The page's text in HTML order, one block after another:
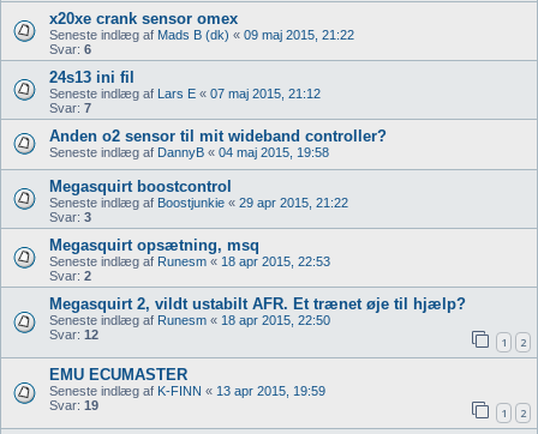
x20xe crank sensor omex
Seneste indlæg af Mads B (dk) « 09 maj 2015, 21:22
Svar: 6
24s13 ini fil
Seneste indlæg af Lars E « 07 maj 2015, 21:12
Svar: 7
Anden o2 sensor til mit wideband controller?
Seneste indlæg af DannyB « 04 maj 2015, 19:58
Megasquirt boostcontrol
Seneste indlæg af Boostjunkie « 29 apr 2015, 21:22
Svar: 3
Megasquirt opsætning, msq
Seneste indlæg af Runesm « 18 apr 2015, 22:53
Svar: 2
Megasquirt 2, vildt ustabilt AFR. Et trænet øje til hjælp?
Seneste indlæg af Runesm « 18 apr 2015, 22:50
Svar: 12 1 2
EMU ECUMASTER
Seneste indlæg af K-FINN « 13 apr 2015, 19:59
Svar: 19 1 2